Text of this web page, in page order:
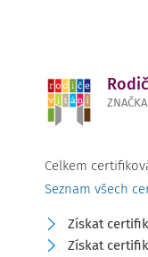
Celkem
Seznam všech
Získat
Získat